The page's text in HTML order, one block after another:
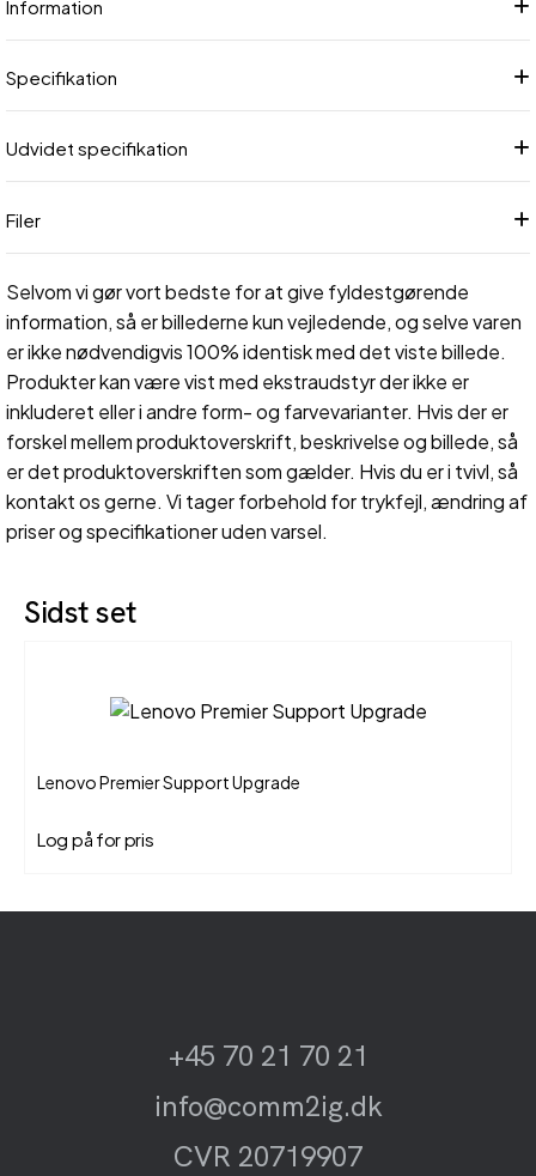
Information
Specifikation
Udvidet specifikation
Filer
Selvom vi gør vort bedste for at give fyldestgørende
information, så er billederne kun vejledende, og selve varen
er ikke nødvendigvis 100% identisk med det viste billede.
Produkter kan være vist med ekstraudstyr der ikke er
inkluderet eller i andre form- og farvevarianter. Hvis der er
forskel mellem produktoverskrift, beskrivelse og billede, så
er det produktoverskriften som gælder. Hvis du er i tvivl, så
kontakt os gerne. Vi tager forbehold for trykfejl, ændring af
priser og specifikationer uden varsel.
Sidst set
Lenovo Premier Support Upgrade
Log på for pris
+45 70 21 70 21
info@comm2ig.dk
CVR 20719907